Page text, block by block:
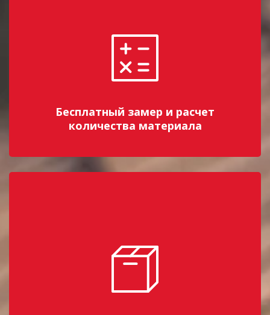
Бесплатный замер и расчет
количества материала